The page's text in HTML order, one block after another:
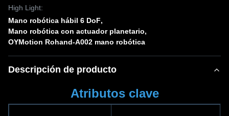
High Light:
Mano robótica hábil 6 DoF,
Mano robótica con actuador planetario,
OYMotion Rohand-A002 mano robótica
Descripción de producto
Atributos clave